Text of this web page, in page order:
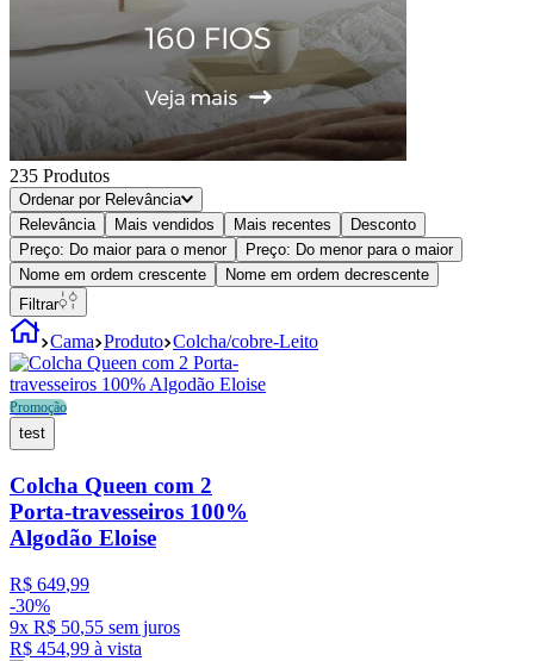
235 Produtos
Ordenar por Relevância
Relevância
Mais vendidos Mais recentes
Desconto
Preço: Do maior para o menor
Preço: Do menor para o maior
Nome em ordem crescente
Nome em ordem decrescente
Filtrar
Cama Produto Colcha/cobre-Leito
Promoção
test
Colcha Queen com 2
Porta-travesseiros 100%
Algodão Eloise
R$ 649,99
-30%
9x R$ 50,55 sem juros
R$ 454,99 à vista